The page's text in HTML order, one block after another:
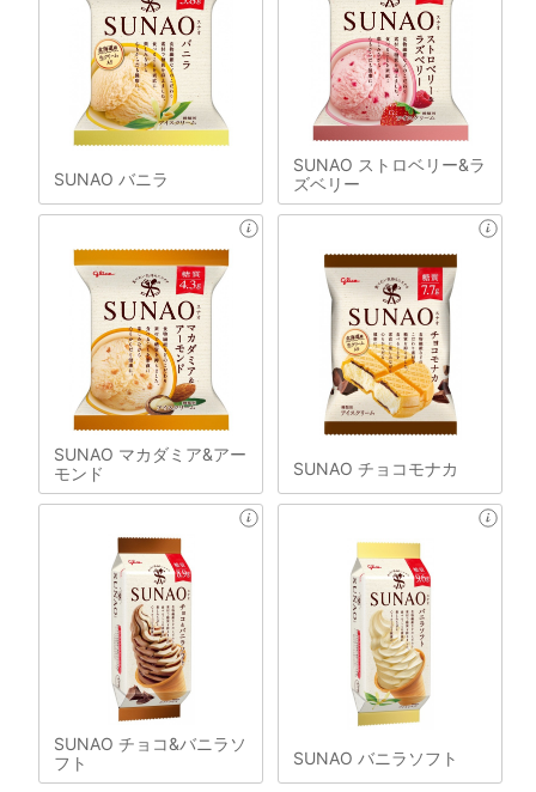
SUNAO バニラ
SUNAO ストロベリー&ラ
ズベリー
SUNAO マカダミア&アー
モンド
SUNAO チョコモナカ
SUNAO チョコ&バニラソ
フト
SUNAO バニラソフト